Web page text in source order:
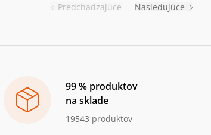
Predchadzajúce Nasledujúce
99 % produktov
na sklade
19543 produktov